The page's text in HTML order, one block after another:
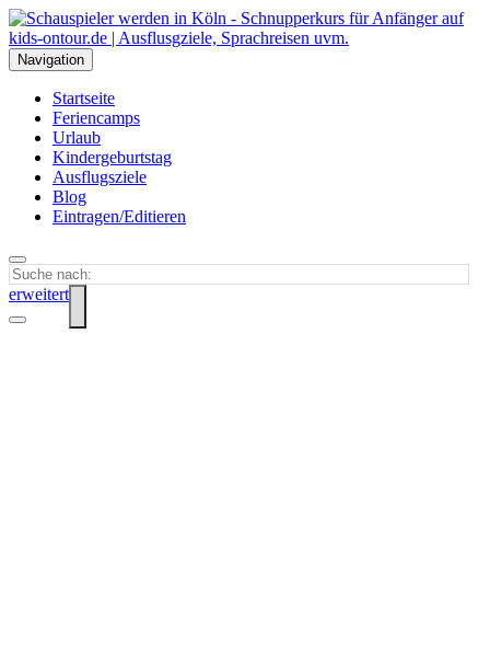
Navigation
Startseite
Feriencamps
Urlaub
Kindergeburtstag
Ausflugsziele
Blog
Eintragen/Editieren
erweitert